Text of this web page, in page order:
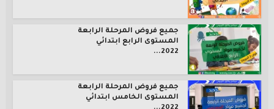
جميع فروض المرحلة الرابعة
المستوى الرابع ابتدائي
2022...
جميع فروض المرحلة الرابعة
المستوى الخامس ابتدائي